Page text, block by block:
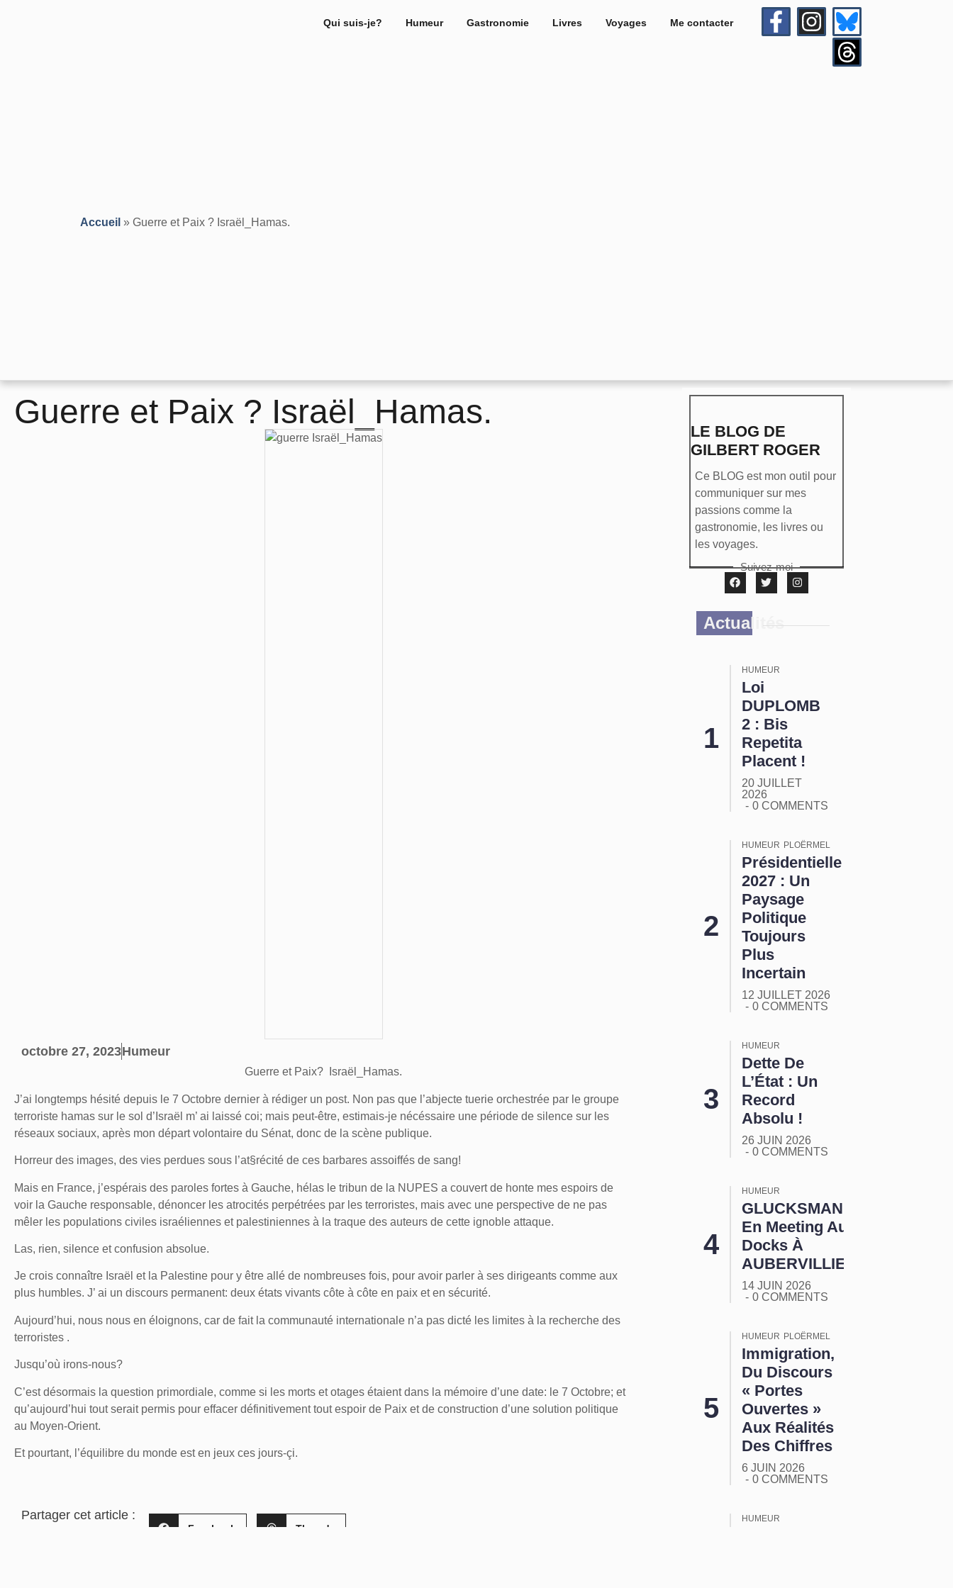
Qui suis-je? Humeur Gastronomie Livres Voyages Me contacter
Accueil » Guerre et Paix ? Israël_Hamas.
Guerre et Paix ? Israël_Hamas.
octobre 27, 2023Humeur
Guerre et Paix? Israël_Hamas.
J’ai longtemps hésité depuis le 7 Octobre dernier à rédiger un post. Non pas que l’abjecte tuerie orchestrée par le groupe
terroriste hamas sur le sol d’Israël m’ ai laissé coi; mais peut-être, estimais-je nécéssaire une période de silence sur les
réseaux sociaux, après mon départ volontaire du Sénat, donc de la scène publique.
Horreur des images, des vies perdues sous l’at§récité de ces barbares assoiffés de sang!
Mais en France, j’espérais des paroles fortes à Gauche, hélas le tribun de la NUPES a couvert de honte mes espoirs de
voir la Gauche responsable, dénoncer les atrocités perpétrées par les terroristes, mais avec une perspective de ne pas
mêler les populations civiles israéliennes et palestiniennes à la traque des auteurs de cette ignoble attaque.
Las, rien, silence et confusion absolue.
Je crois connaître Israël et la Palestine pour y être allé de nombreuses fois, pour avoir parler à ses dirigeants comme aux
plus humbles. J’ ai un discours permanent: deux états vivants côte à côte en paix et en sécurité.
Aujourd’hui, nous nous en éloignons, car de fait la communauté internationale n’a pas dicté les limites à la recherche des
terroristes .
Jusqu’où irons-nous?
C’est désormais la question primordiale, comme si les morts et otages étaient dans la mémoire d’une date: le 7 Octobre; et
qu’aujourd’hui tout serait permis pour effacer définitivement tout espoir de Paix et de construction d’une solution politique
au Moyen-Orient.
Et pourtant, l’équilibre du monde est en jeux ces jours-çi.
Partager cet article :
Facebook Threads
LE BLOG DE
GILBERT ROGER
Ce BLOG est mon outil pour
communiquer sur mes
passions comme la
gastronomie, les livres ou
les voyages.
Suivez-moi
Actualités
HUMEUR
Loi
DUPLOMB
2 : Bis
Repetita
Placent !
20 JUILLET
2026
0 COMMENTS
HUMEUR PLOËRMEL
Présidentielle
2027 : Un
Paysage
Politique
Toujours
Plus
Incertain
12 JUILLET 2026
0 COMMENTS
HUMEUR
Dette De
L’État : Un
Record
Absolu !
26 JUIN 2026
0 COMMENTS
HUMEUR
GLUCKSMANN
En Meeting Aux
Docks À
AUBERVILLIERS
14 JUIN 2026
0 COMMENTS
HUMEUR PLOËRMEL
Immigration,
Du Discours
« Portes
Ouvertes »
Aux Réalités
Des Chiffres
6 JUIN 2026
0 COMMENTS
HUMEUR